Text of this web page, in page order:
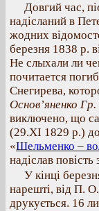
Довгий час,
надісланий в
жодних
березня 1838 р.
Не слыхали ли
почитается
Снегирева,
Основ’яненко Гр.
виключено, що
(29.XI 1829 р.)
«Шельменко –
надіслав
У кінці
нарешті, від П.
друкується. 16